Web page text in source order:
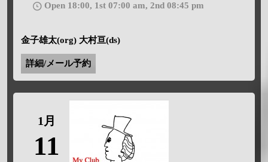
Open 18:00, 1st 07:00 am, 2nd 08:45 pm
金子雄太(org) 大村亘(ds)
詳細/メール予約
1月
11